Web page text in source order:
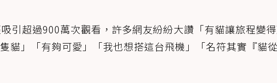
引超過900萬次觀看，許多網友紛紛大讚「有貓讓旅程變
貓」「有夠可愛」「我也想搭這台飛機」「名符其實『貓